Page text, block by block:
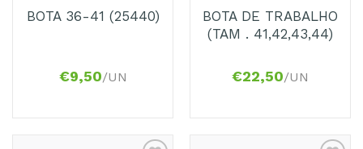
BOTA 36-41 (25440)
€9,50/UN
BOTA DE TRABALHO
(TAM . 41,42,43,44)
€22,50/UN